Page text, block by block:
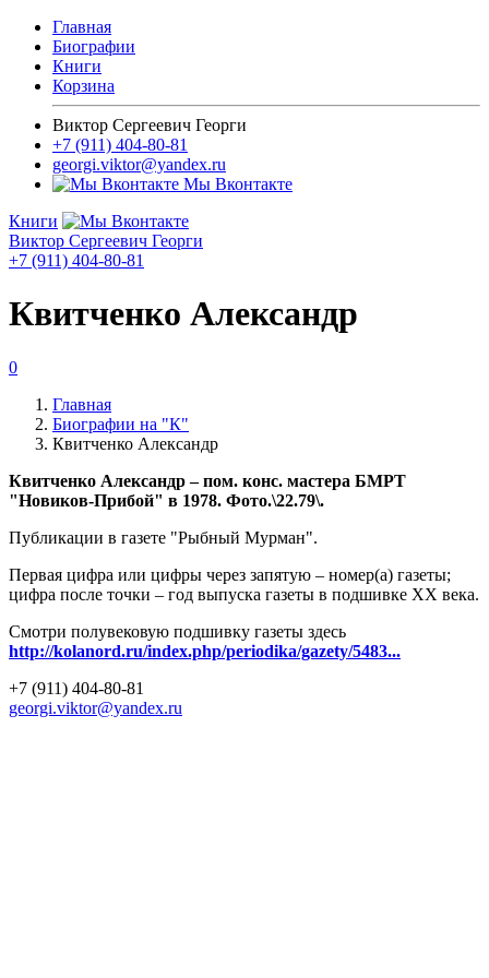
Главная
Биографии
Книги
Корзина
Виктор Сергеевич Георги
+7 (911) 404-80-81
georgi.viktor@yandex.ru
Мы Вконтакте
Книги
Виктор Сергеевич Георги
+7 (911) 404-80-81
Квитченко Александр
0
Главная
Биографии на "К"
Квитченко Александр
Квитченко Александр – пом. конс. мастера БМРТ
"Новиков-Прибой" в 1978. Фото.\22.79\.
Публикации в газете "Рыбный Мурман".
Первая цифра или цифры через запятую – номер(а) газеты;
цифра после точки – год выпуска газеты в подшивке ХХ века.
Смотри полувековую подшивку газеты здесь
http://kolanord.ru/index.php/periodika/gazety/5483...
+7 (911) 404-80-81
georgi.viktor@yandex.ru